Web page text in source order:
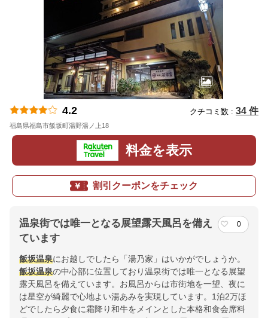
4.2 クチコミ数 : 34 件
福島県福島市飯坂町湯野湯ノ上18
料金を表示
割引クーポンをチェック
温泉街では唯一となる展望露天風呂を備え
ています
0
飯坂温泉にお越しでしたら「湯乃家」はいかがでしょうか。
飯坂温泉の中心部に位置しており温泉街では唯一となる展望
露天風呂を備えています。お風呂からは市街地を一望、夜に
は星空が綺麗で心地よい湯あみを実現しています。1泊2万ほ
どでしたら夕食に霜降り和牛をメインとした本格和食会席料